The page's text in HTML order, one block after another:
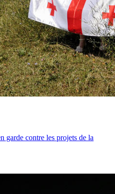
garde contre les projets de la